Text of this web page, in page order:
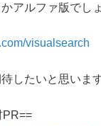
アルファ版でし
visualsearch
したいと思います
PR==